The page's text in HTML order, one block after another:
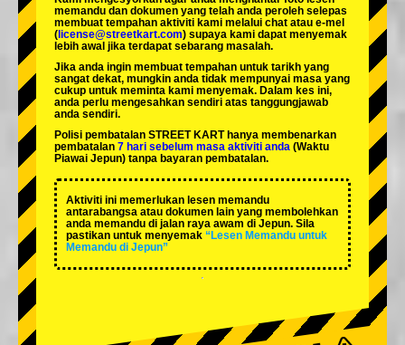
memandu dan dokumen yang telah anda peroleh selepas
membuat tempahan aktiviti kami melalui chat atau e-mel
( license@streetkart.com) supaya kami dapat menyemak
lebih awal jika terdapat sebarang masalah.
Jika anda ingin membuat tempahan untuk tarikh yang
sangat dekat, mungkin anda tidak mempunyai masa yang
cukup untuk meminta kami menyemak. Dalam kes ini,
anda perlu mengesahkan sendiri atas tanggungjawab
anda sendiri.
Polisi pembatalan STREET KART hanya membenarkan
pembatalan 7 hari sebelum masa aktiviti anda (Waktu
Piawai Jepun) tanpa bayaran pembatalan.
Aktiviti ini memerlukan lesen memandu
antarabangsa atau dokumen lain yang membolehkan
anda memandu di jalan raya awam di Jepun. Sila
pastikan untuk menyemak “Lesen Memandu untuk
Memandu di Jepun”